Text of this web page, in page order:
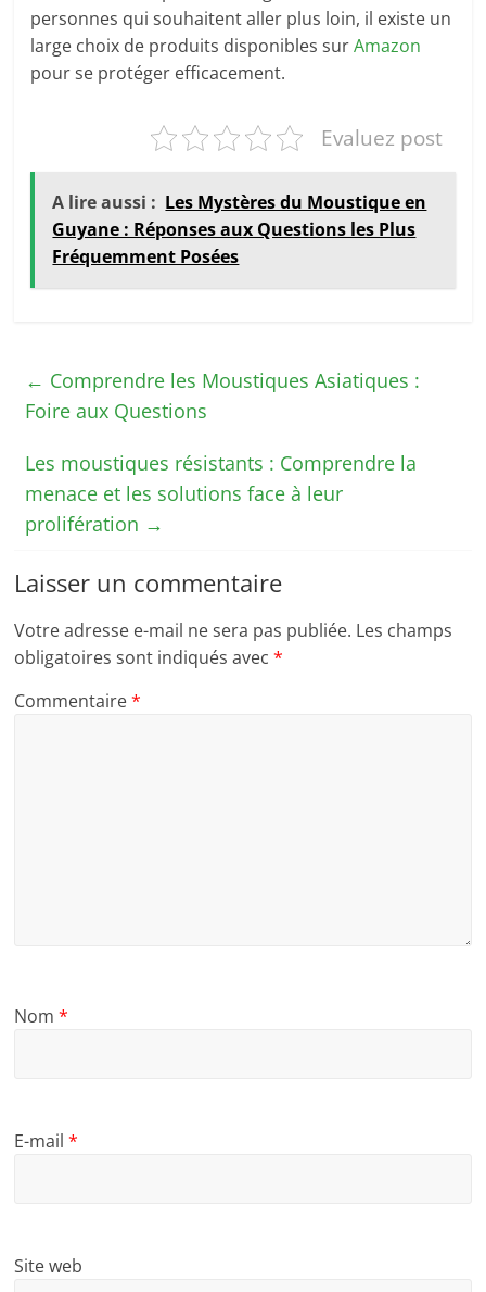
personnes qui souhaitent aller plus loin, il existe un
large choix de produits disponibles surAmazon
pour se protéger efficacement.
Evaluez post
A lire aussi : Les Mystères du Moustique en
Guyane : Réponses aux Questions les Plus
Fréquemment Posées
← Comprendre les Moustiques Asiatiques :
Foire aux Questions
Les moustiques résistants : Comprendre la
menace et les solutions face à leur
prolifération →
Laisser un commentaire
Votre adresse e-mail ne sera pas publiée. Les champs
obligatoires sont indiqués avec*
Commentaire*
Nom*
E-mail*
Site web